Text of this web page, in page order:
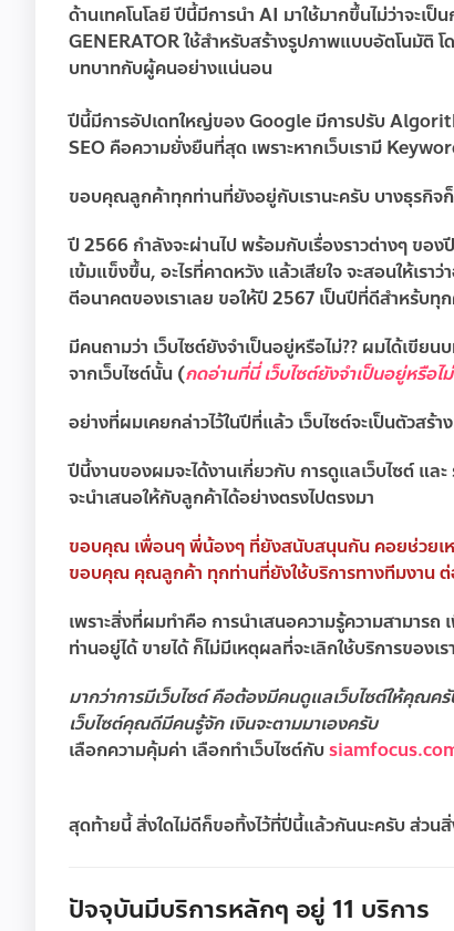
ด้านเทคโนโลยีปีนี้มีการนำ AI มาใช้มากขึ้นไม่ว่าจะเ
GENERATOR ใช้สำหรับสร้างรูปภาพแบบอัตโนมัติ โ
บทบาทกับผู้คนอย่างแน่นอน
ปีนี้มีการอัปเดทใหญ่ของ Google มีการปรับ
SEO คือความยั่งยืนที่สุด เพราะหากเว็บเรามี
ขอบคุณลูกค้าทุกท่านที่ยังอยู่กับเรานะครับ บางธุรกิจ
ปี 2566 กำลังจะผ่านไป พร้อมกับเรื่องราวต่างๆ ขอ
เข้มแข็งขึ้น, อะไรที่คาดหวัง แล้วเสียใจ จะสอนให้เรา
ตีอนาคตของเราเลย ขอให้ปี 2567 เป็นปีที่ดีสำหร้บทุ
มีคนถามว่า เว็บไซต์ยังจำเป็นอยู่หรือไม่?? ผมได้เขีย
จากเว็บไซต์นั้น (กดอ่านที่นี่ เว็บไซต์ยังจำเป็นอยู่หรือไ
อย่างที่ผมเคยกล่าวไว้ในปีที่แล้ว เว็บไซต์จะเป็นตัวสร้
ปีนี้งานของผมจะได้งานเกี่ยวกับ การดูแลเว็บไซต์ แล
จะนำเสนอให้กับลูกค้าได้อย่างตรงไปตรงมา
ขอบคุณ เพื่อนๆ พี่น้องๆ ที่ยังสนับสนุนกัน คอยช่วยเ
ขอบคุณ คุณลูกค้า ทุกท่านที่ยังใช้บริการทางทีมงาน
เพราะสิ่งที่ผมทำคือ การนำเสนอความรู้ความสามา
ท่านอยู่ได้ ขายได้ ก็ไม่มีเหตุผลที่จะเลิกใช้บริการของเร
มากว่าการมีเว็บไซต์ คือต้องมีคนดูแลเว็บไซต์ให้คุณ
เว็บไซต์คุณดีมีคนรู้จัก เงินจะตามมาเองครับ
เลือกความคุ้มค่า เลือกทำเว็บไซต์กับ
สุดท้ายนี้ สิ่งใดไม่ดีก็ขอทิ้งไว้ที่ปีนี้แล้วกันนะครับ ส่ว
ปัจจุบันมีบริการหลักๆ อยู่ 11 บริการ